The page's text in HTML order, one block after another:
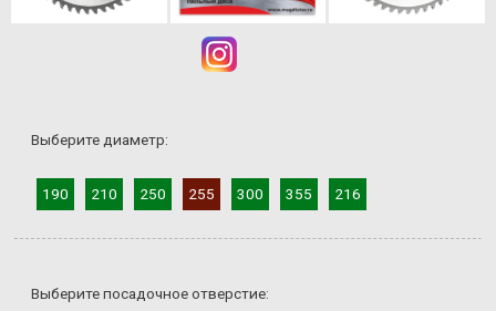
Выберите диаметр:
190 210 250 255 300 355 216
Выберите посадочное отверстие: